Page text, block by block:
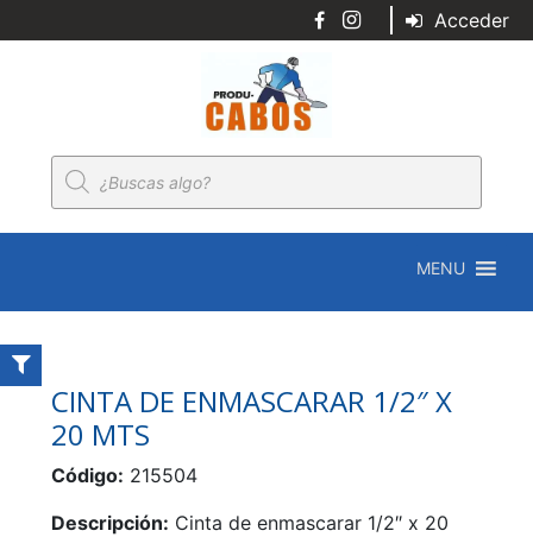
Acceder
Búsqueda
de
productos
MENU
CINTA DE ENMASCARAR 1/2″ X
20 MTS
Código: 215504
Descripción: Cinta de enmascarar 1/2″ x 20